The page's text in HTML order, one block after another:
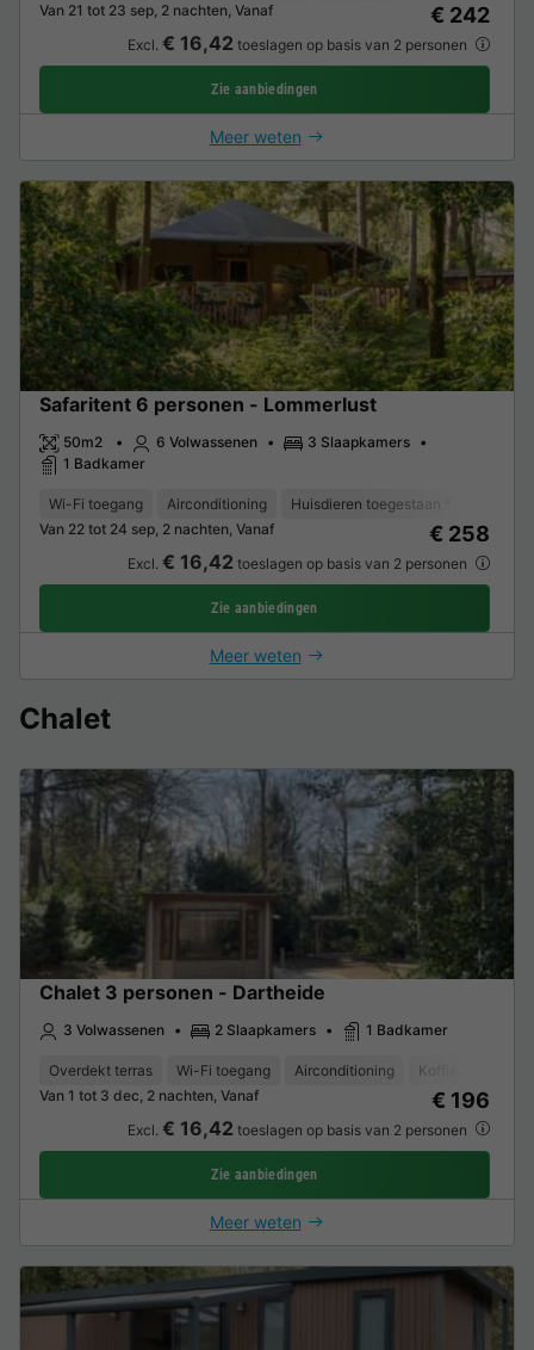
Van 21 tot 23 sep, 2 nachten, Vanaf
€ 242
Excl. € 16,42 toeslagen op basis van 2 personen
Zie aanbiedingen
Meer weten
Safaritent 6 personen - Lommerlust
50m2 6 Volwassenen
3 Slaapkamers
1 Badkamer
Wi-Fi toegang Airconditioning Huisdieren toegestaan *
Van 22 tot 24 sep, 2 nachten, Vanaf
€ 258
Excl. € 16,42 toeslagen op basis van 2 personen
Zie aanbiedingen
Meer weten
Chalet
Chalet 3 personen - Dartheide
3 Volwassenen 2 Slaapkamers 1 Badkamer
Overdekt terras Wi-Fi toegang Airconditioning
Van 1 tot 3 dec, 2 nachten, Vanaf
€ 196
Excl. € 16,42 toeslagen op basis van 2 personen
Zie aanbiedingen
Meer weten